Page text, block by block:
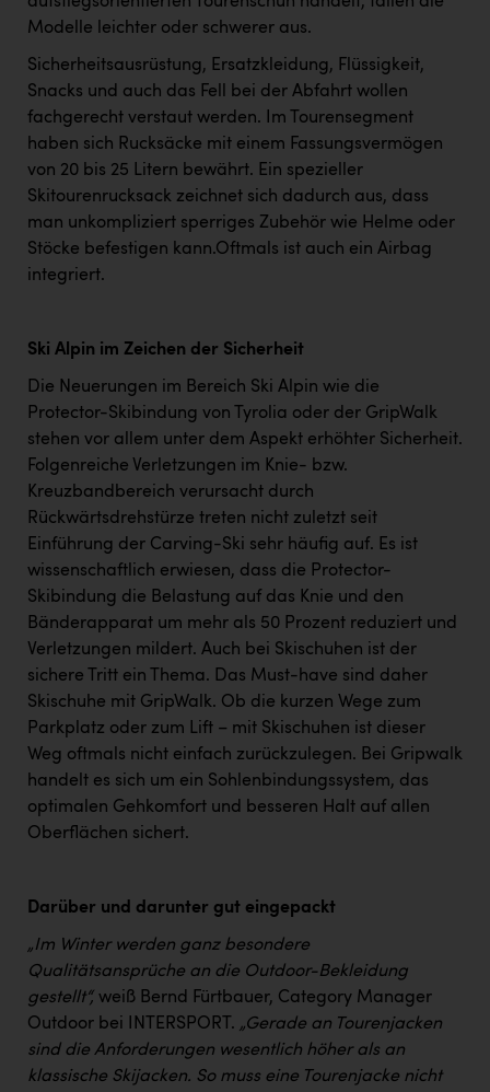
Modelle leichter oder schwerer aus.
Sicherheitsausrüstung, Ersatzkleidung, Flüssigkeit,
Snacks und auch das Fell bei der Abfahrt wollen
fachgerecht verstaut werden. Im Tourensegment
haben sich Rucksäcke mit einem Fassungsvermögen
von 20 bis 25 Litern bewährt. Ein spezieller
Skitourenrucksack zeichnet sich dadurch aus, dass
man unkompliziert sperriges Zubehör wie Helme oder
Stöcke befestigen kann.Oftmals ist auch ein Airbag
integriert.
Ski Alpin im Zeichen der Sicherheit
Die Neuerungen im Bereich Ski Alpin wie die
Protector-Skibindung von Tyrolia oder der GripWalk
stehen vor allem unter dem Aspekt erhöhter Sicherheit.
Folgenreiche Verletzungen im Knie- bzw.
Kreuzbandbereich verursacht durch
Rückwärtsdrehstürze treten nicht zuletzt seit
Einführung der Carving-Ski sehr häufig auf. Es ist
wissenschaftlich erwiesen, dass die Protector-
Skibindung die Belastung auf das Knie und den
Bänderapparat um mehr als 50 Prozent reduziert und
Verletzungen mildert. Auch bei Skischuhen ist der
sichere Tritt ein Thema. Das Must-have sind daher
Skischuhe mit GripWalk. Ob die kurzen Wege zum
Parkplatz oder zum Lift – mit Skischuhen ist dieser
Weg oftmals nicht einfach zurückzulegen. Bei Gripwalk
handelt es sich um ein Sohlenbindungssystem, das
optimalen Gehkomfort und besseren Halt auf allen
Oberflächen sichert.
Darüber und darunter gut eingepackt
„Im Winter werden ganz besondere
Qualitätsansprüche an die Outdoor-Bekleidung
gestellt“, weiß Bernd Fürtbauer, Category Manager
Outdoor bei INTERSPORT. „Gerade an Tourenjacken
sind die Anforderungen wesentlich höher als an
klassische Skijacken. So muss eine Tourenjacke nicht